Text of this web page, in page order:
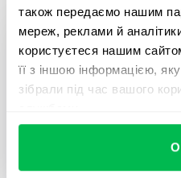
також передаємо нашим
мереж, реклами й
користуєтеся нашим
її з іншою інформацією,
зібрали під час вашого